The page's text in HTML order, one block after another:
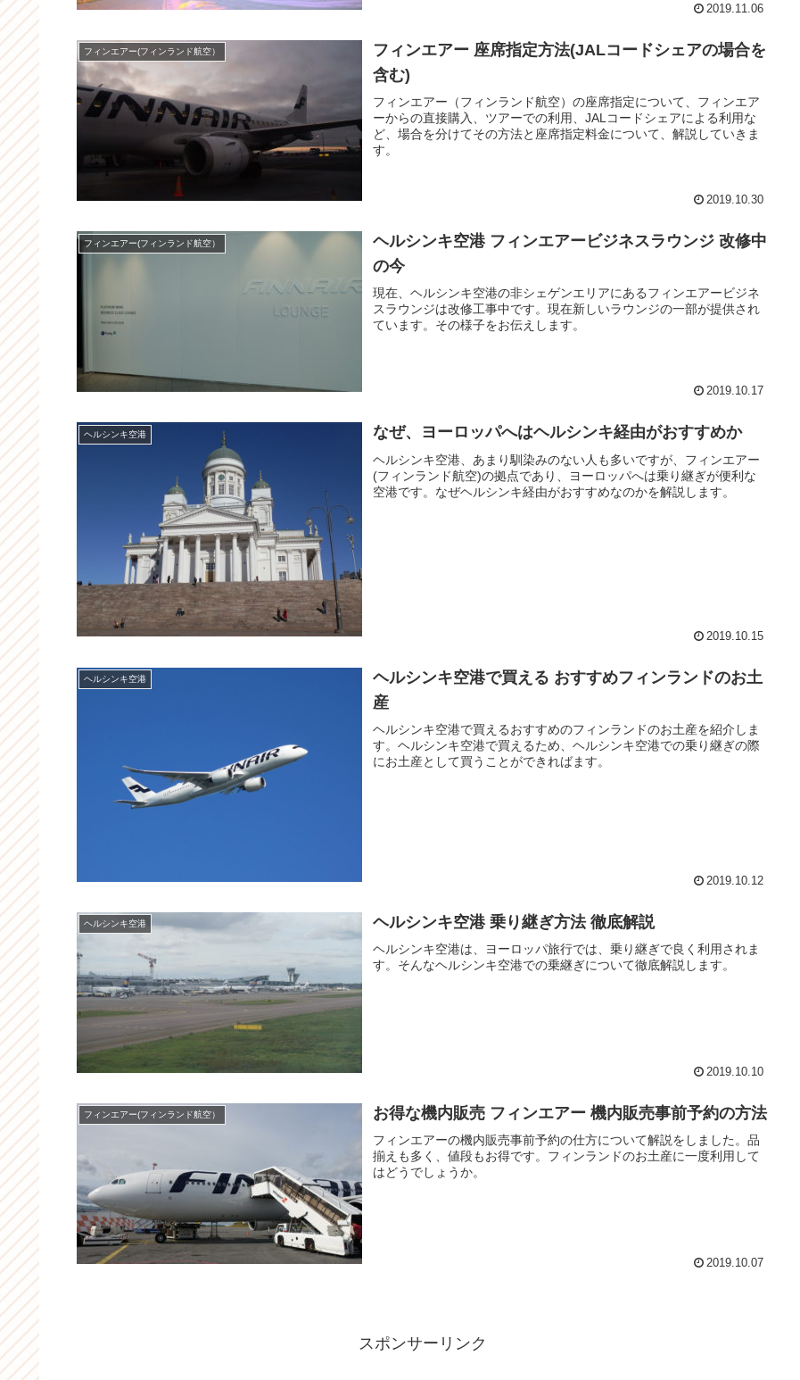
2019.11.06
フィンエアー(フィンランド航空）
フィンエアー 座席指定方法(JALコードシェアの場合を
含む)
フィンエアー（フィンランド航空）の座席指定について、フィンエア
ーからの直接購入、ツアーでの利用、JALコードシェアによる利用な
ど、場合を分けてその方法と座席指定料金について、解説していきま
す。
2019.10.30
フィンエアー(フィンランド航空）
ヘルシンキ空港 フィンエアービジネスラウンジ 改修中
の今
現在、ヘルシンキ空港の非シェゲンエリアにあるフィンエアービジネ
スラウンジは改修工事中です。現在新しいラウンジの一部が提供され
ています。その様子をお伝えします。
2019.10.17
ヘルシンキ空港 なぜ、ヨーロッパへはヘルシンキ経由がおすすめか
ヘルシンキ空港、あまり馴染みのない人も多いですが、フィンエアー
(フィンランド航空)の拠点であり、ヨーロッパへは乗り継ぎが便利な
空港です。なぜヘルシンキ経由がおすすめなのかを解説します。
2019.10.15
ヘルシンキ空港
ヘルシンキ空港で買える おすすめフィンランドのお土
産
ヘルシンキ空港で買えるおすすめのフィンランドのお土産を紹介しま
す。ヘルシンキ空港で買えるため、ヘルシンキ空港での乗り継ぎの際
にお土産として買うことができればます。
2019.10.12
ヘルシンキ空港 ヘルシンキ空港 乗り継ぎ方法 徹底解説
ヘルシンキ空港は、ヨーロッパ旅行では、乗り継ぎで良く利用されま
す。そんなヘルシンキ空港での乗継ぎについて徹底解説します。
2019.10.10
フィンエアー(フィンランド航空） お得な機内販売 フィンエアー 機内販売事前予約の方法
フィンエアーの機内販売事前予約の仕方について解説をしました。品
揃えも多く、値段もお得です。フィンランドのお土産に一度利用して
はどうでしょうか。
2019.10.07
スポンサーリンク